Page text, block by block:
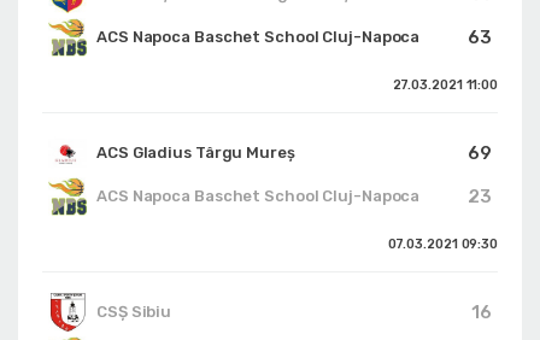
63
ACS Napoca Baschet School Cluj-Napoca
27.03.2021 11:00
ACS Gladius Târgu Mureș
69
23
ACS Napoca Baschet School Cluj-Napoca
07.03.2021 09:30
CSȘ Sibiu
16